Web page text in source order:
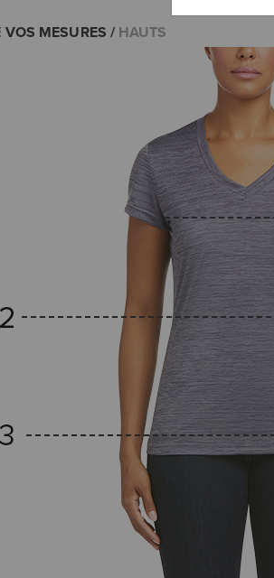
VOS MESURES HAUTS